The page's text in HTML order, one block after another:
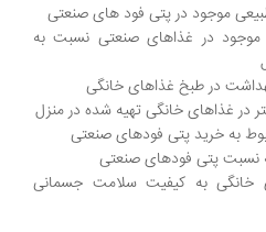
طبیعی موجود در پتی فود های صنعتی
موجود در غذاهای صنعتی نسبت به
در طبخ غذاهای خانگی
در غذاهای خانگی تهیه شده در منزل
به خرید پتی فودهای صنعتی
نسبت پتی فودهای صنعتی
خانگی به کیفیت سلامت جسمانی